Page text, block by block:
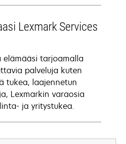
Lexmark Services
elämääsi tarjoamalla
palveluja kuten
tukea, laajennetun
Lexmarkin varaosia
ja yritystukea.